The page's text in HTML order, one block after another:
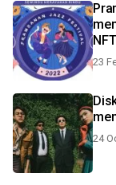
NFT
23
24